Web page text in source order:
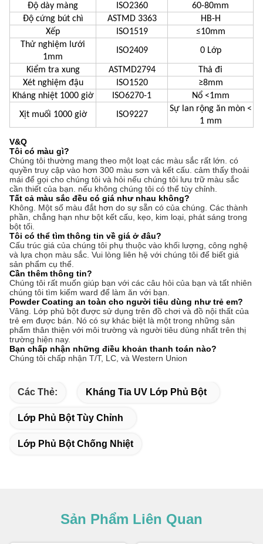
Độ dày màng ISO2360
60-80mm
Độ cứng bút chì
ASTMD 3363
HB-H
Xếp
ISO1519
≤10mm
Thử nghiệm lưới
1mm
ISO2409 0 Lớp
Kiểm tra xung ASTMD2794
Thả đi
Xét nghiệm đậu
ISO1520
≥8mm
Kháng nhiệt 1000 giờ
ISO6270-1
Nổ <1mm
Xịt muối 1000 giờ
ISO9227
Sự lan rộng ăn mòn <
1 mm
V&Q
Tôi có màu gì?
Chúng tôi thường mang theo một loạt các màu sắc rất lớn. có
quyền truy cập vào hơn 300 màu sơn và kết cấu. cảm thấy thoải
mái để gọi cho chúng tôi và hỏi nếu chúng tôi lưu trữ màu sắc
cần thiết của bạn. nếu không chúng tôi có thể tùy chỉnh.
Tất cả màu sắc đều có giá như nhau không?
Không. Một số màu đắt hơn do sự sẵn có của chúng. Các thành
phần, chẳng hạn như bột kết cấu, kẹo, kim loại, phát sáng trong
bột tối.
Tôi có thể tìm thông tin về giá ở đâu?
Cấu trúc giá của chúng tôi phụ thuộc vào khối lượng, công nghệ
và lựa chọn màu sắc. Vui lòng liên hệ với chúng tôi để biết giá
sản phẩm cụ thể.
Cần thêm thông tin?
Chúng tôi rất muốn giúp bạn với các câu hỏi của bạn và tất nhiên
chúng tôi tìm kiếm ward để làm ăn với bạn.
Powder Coating an toàn cho người tiêu dùng như trẻ em?
Vâng. Lớp phủ bột được sử dụng trên đồ chơi và đồ nội thất của
trẻ em được bán. Nó có sự khác biệt là một trong những sản
phẩm thân thiện với môi trường và người tiêu dùng nhất trên thị
trường hiện nay.
Bạn chấp nhận những điều khoản thanh toán nào?
Chúng tôi chấp nhận T/T, LC, và Western Union
Các Thẻ: Kháng Tia UV Lớp Phủ Bột
Lớp Phủ Bột Tùy Chỉnh
Lớp Phủ Bột Chống Nhiệt
Sản Phẩm Liên Quan